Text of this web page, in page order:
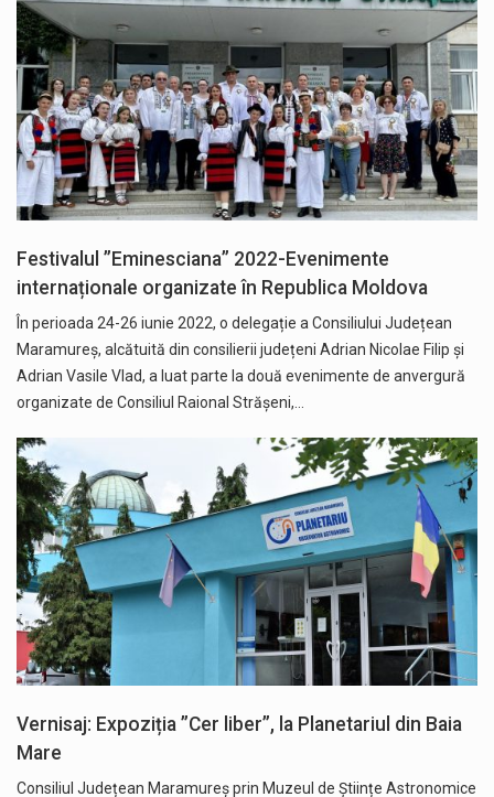
Festivalul ”Eminesciana” 2022-Evenimente
internaționale organizate în Republica Moldova
În perioada 24-26 iunie 2022, o delegație a Consiliului Județean
Maramureș, alcătuită din consilierii județeni Adrian Nicolae Filip și
Adrian Vasile Vlad, a luat parte la două evenimente de anvergură
organizate de Consiliul Raional Strășeni,…
Vernisaj: Expoziția ”Cer liber”, la Planetariul din Baia
Mare
Consiliul Județean Maramureș prin Muzeul de Științe Astronomice